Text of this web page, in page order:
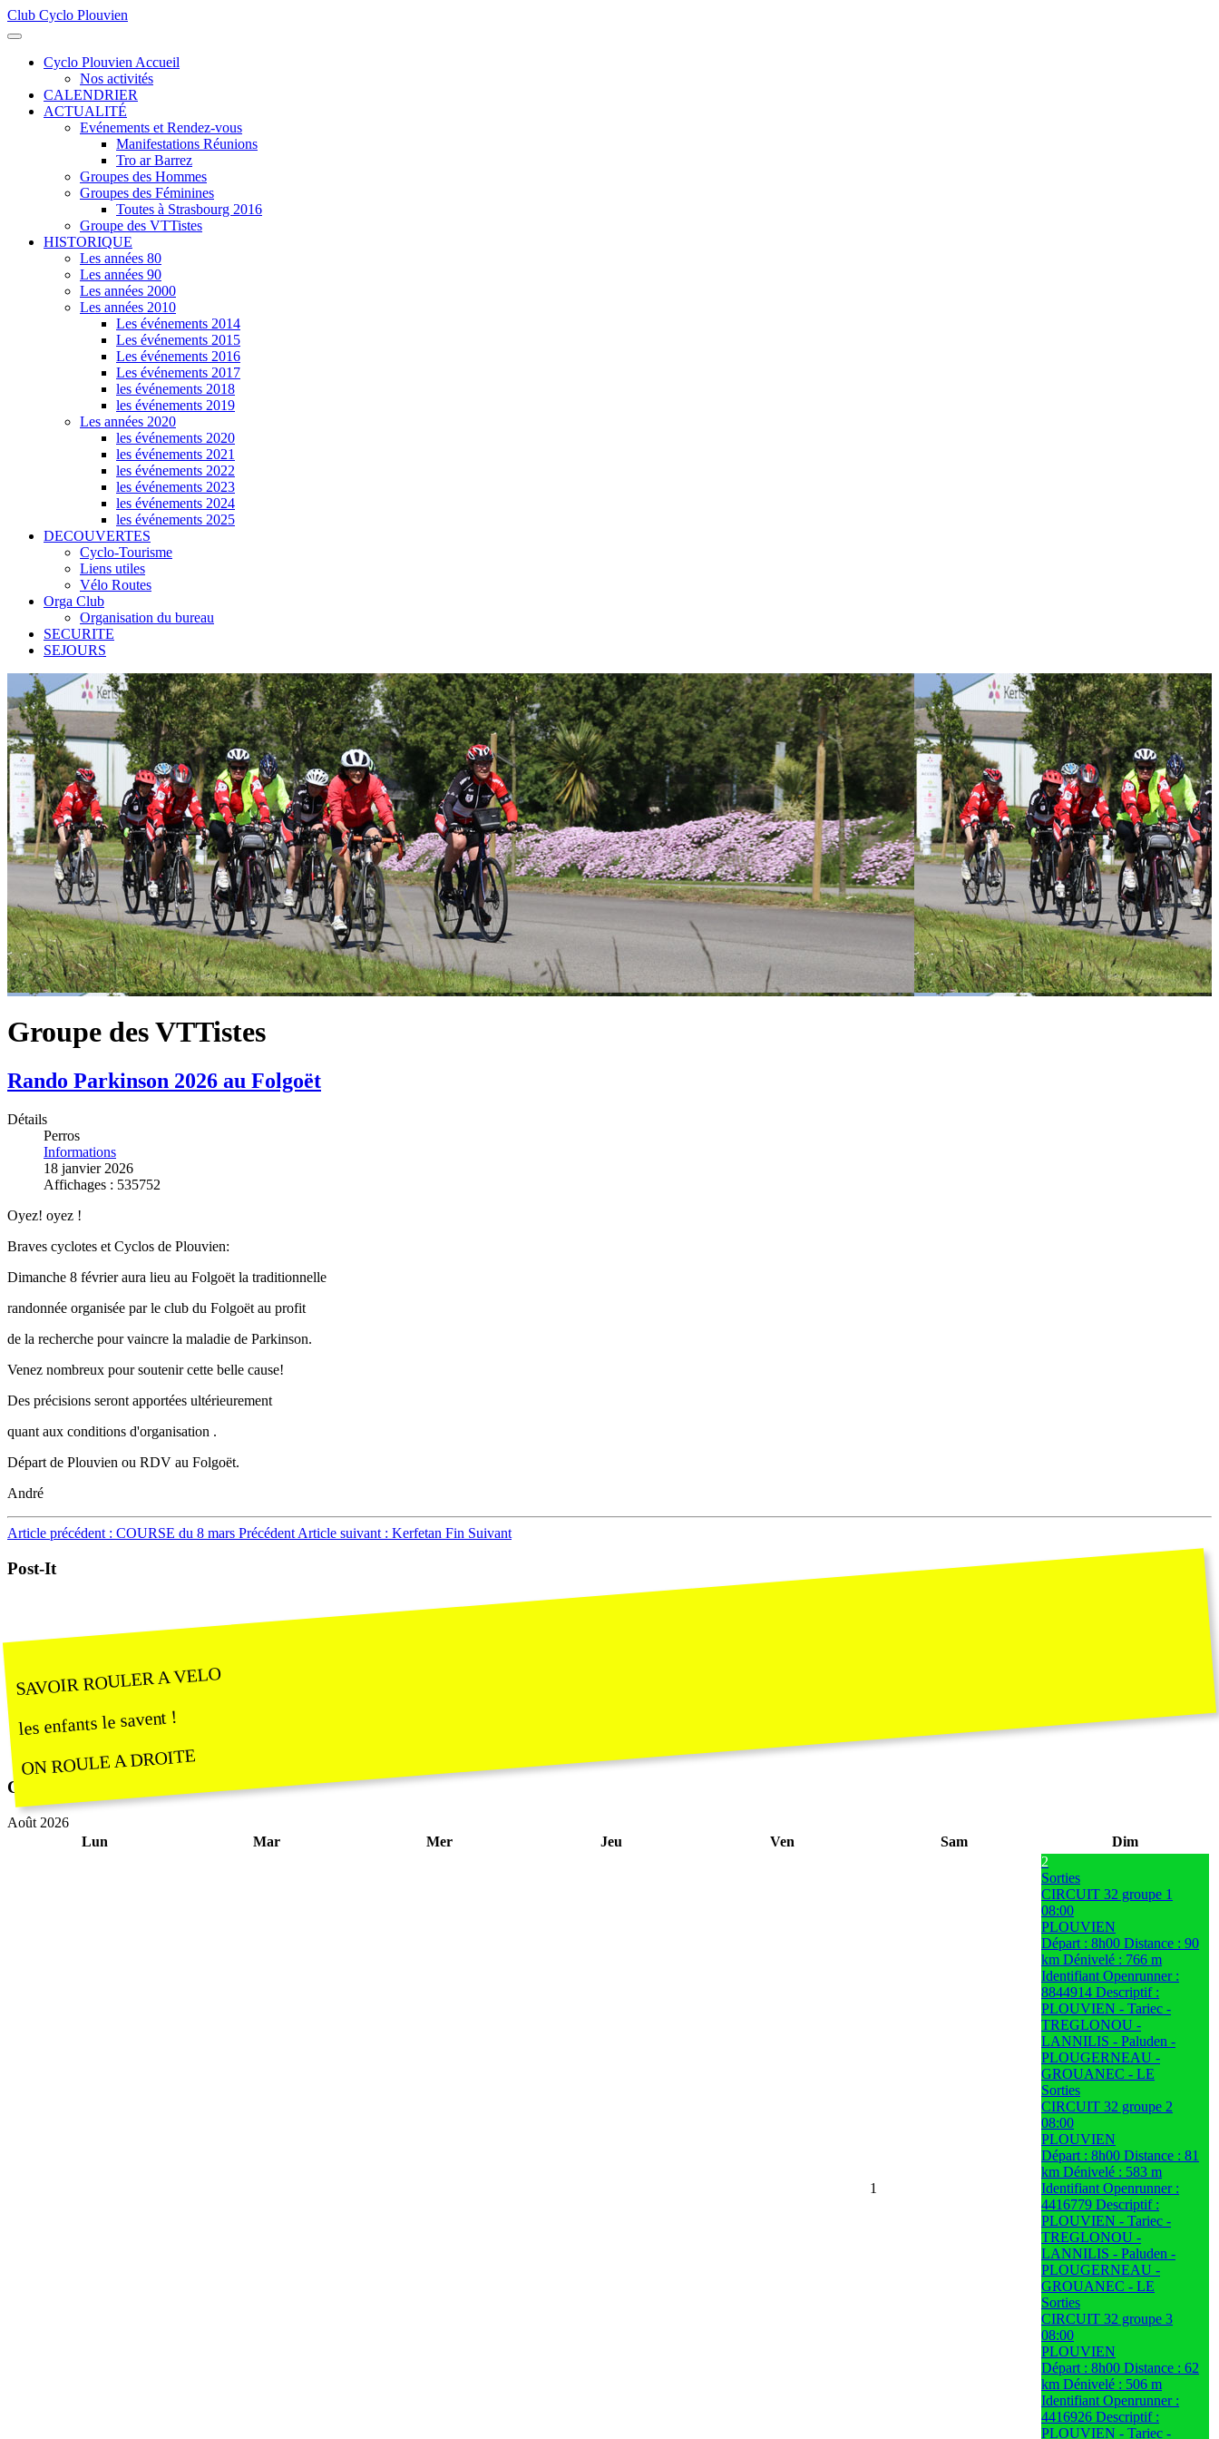
Club Cyclo Plouvien
Cyclo Plouvien Accueil
Nos activités
CALENDRIER
ACTUALITÉ
Evénements et Rendez-vous
Manifestations Réunions
Tro ar Barrez
Groupes des Hommes
Groupes des Féminines
Toutes à Strasbourg 2016
Groupe des VTTistes
HISTORIQUE
Les années 80
Les années 90
Les années 2000
Les années 2010
Les événements 2014
Les événements 2015
Les événements 2016
Les événements 2017
les événements 2018
les événements 2019
Les années 2020
les événements 2020
les événements 2021
les événements 2022
les événements 2023
les événements 2024
les événements 2025
DECOUVERTES
Cyclo-Tourisme
Liens utiles
Vélo Routes
Orga Club
Organisation du bureau
SECURITE
SEJOURS
Groupe des VTTistes
Rando Parkinson 2026 au Folgoët
Détails
Perros
Informations
18 janvier 2026
Affichages : 535752
Oyez! oyez !
Braves cyclotes et Cyclos de Plouvien:
Dimanche 8 février aura lieu au Folgoët la traditionnelle
randonnée organisée par le club du Folgoët au profit
de la recherche pour vaincre la maladie de Parkinson.
Venez nombreux pour soutenir cette belle cause!
Des précisions seront apportées ultérieurement
quant aux conditions d'organisation .
Départ de Plouvien ou RDV au Folgoët.
André
Article précédent : COURSE du 8 mars Précédent Article suivant : Kerfetan Fin Suivant
Post-It
SAVOIR ROULER A VELO
les enfants le savent !
ON ROULE A DROITE
Calendrier
précédente
précédent
suivante
suivant
Août 2026
Lun
Mar Mer Jeu Ven Sam Dim
1
2
Sorties
CIRCUIT 32 groupe 1
08:00
PLOUVIEN
Départ : 8h00 Distance : 90
km Dénivelé : 766 m
Identifiant Openrunner :
8844914 Descriptif :
PLOUVIEN - Tariec -
TREGLONOU -
LANNILIS - Paluden -
PLOUGERNEAU -
GROUANEC - LE
Sorties
CIRCUIT 32 groupe 2
08:00
PLOUVIEN
Départ : 8h00 Distance : 81
km Dénivelé : 583 m
Identifiant Openrunner :
4416779 Descriptif :
PLOUVIEN - Tariec -
TREGLONOU -
LANNILIS - Paluden -
PLOUGERNEAU -
GROUANEC - LE
Sorties
CIRCUIT 32 groupe 3
08:00
PLOUVIEN
Départ : 8h00 Distance : 62
km Dénivelé : 506 m
Identifiant Openrunner :
4416926 Descriptif :
PLOUVIEN - Tariec -